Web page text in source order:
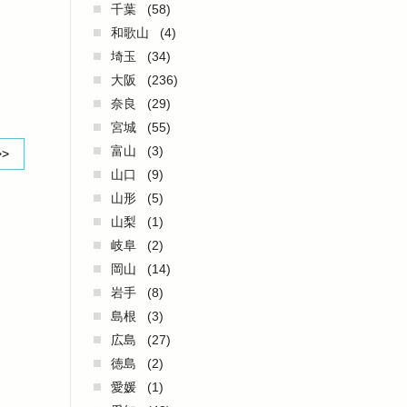
千葉
(58)
和歌山
(4)
埼玉
(34)
大阪
(236)
奈良
(29)
宮城
(55)
富山
(3)
山口
(9)
山形
(5)
山梨
(1)
岐阜
(2)
岡山
(14)
岩手
(8)
島根
(3)
広島
(27)
徳島
(2)
愛媛
(1)